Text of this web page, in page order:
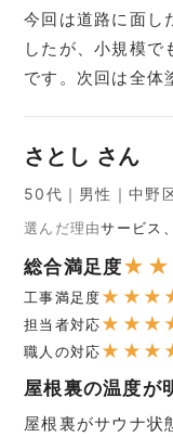
今回は道路に面し
したが、小規模で
です。次回は全体
さとし さん
50代｜男性｜中
選んだ理由サービス
総合満足度★ ★
工事満足度★ ★ ★
担当者対応★ ★ ★
職人の対応★ ★ ★
屋根裏の温度が
屋根裏がサウナ状